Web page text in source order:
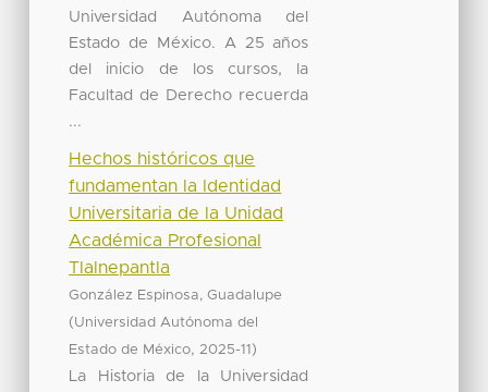
Universidad Autónoma del
Estado de México. A 25 años
del inicio de los cursos, la
Facultad de Derecho recuerda
...
Hechos históricos que
fundamentan la Identidad
Universitaria de la Unidad
Académica Profesional
Tlalnepantla
González Espinosa, Guadalupe
(Universidad Autónoma del
Estado de México, 2025-11 )
La Historia de la Universidad